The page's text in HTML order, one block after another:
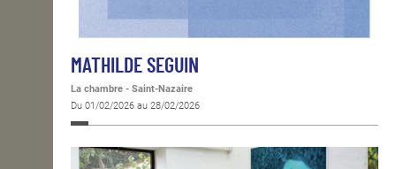
MATHILDE SEGUIN
La chambre - Saint-Nazaire
Du 01/02/2026 au 28/02/2026